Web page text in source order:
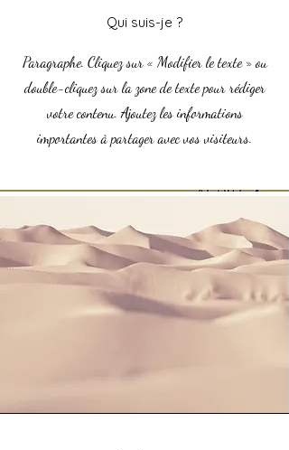
Qui suis-je ?
Paragraphe. Cliquez sur « Modifier le texte » ou
double-cliquez sur la zone de texte pour rédiger
votre contenu. Ajoutez les informations
importantes à partager avec vos visiteurs.